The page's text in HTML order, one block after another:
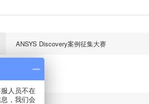
ANSYS Discovery案例征集大赛
人员不在
，我们会